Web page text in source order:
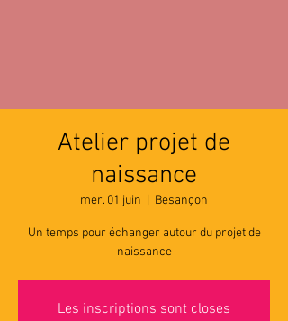
Atelier projet de
naissance
mer. 01 juin Besançon
Un temps pour échanger autour du projet de
naissance
Les inscriptions sont closes